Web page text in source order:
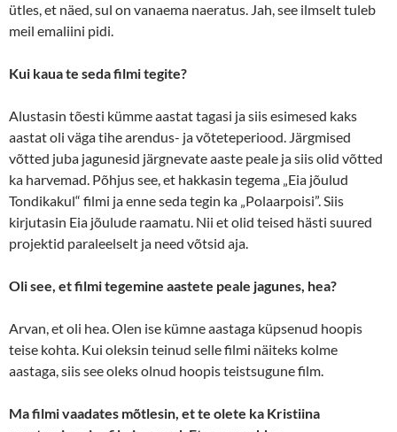
ütles, et näed, sul on vanaema naeratus. Jah, see ilmselt tuleb
meil emaliini pidi.
Kui kaua te seda filmi tegite?
Alustasin tõesti kümme aastat tagasi ja siis esimesed kaks
aastat oli väga tihe arendus- ja võteteperiood. Järgmised
võtted juba jagunesid järgnevate aaste peale ja siis olid võtted
ka harvemad. Põhjus see, et hakkasin tegema „Eia jõulud
Tondikakul“ filmi ja enne seda tegin ka „Polaarpoisi”. Siis
kirjutasin Eia jõulude raamatu. Nii et olid teised hästi suured
projektid paraleelselt ja need võtsid aja.
Oli see, et filmi tegemine aastete peale jagunes, hea?
Arvan, et oli hea. Olen ise kümne aastaga küpsenud hoopis
teise kohta. Kui oleksin teinud selle filmi näiteks kolme
aastaga, siis see oleks olnud hoopis teistsugune film.
Ma filmi vaadates mõtlesin, et te olete ka Kristiina